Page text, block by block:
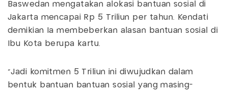
Baswedan mengatakan alokasi bantuan sosial di
Jakarta mencapai Rp 5 Triliun per tahun. Kendati
demikian Ia membeberkan alasan bantuan sosial di
Ibu Kota berupa kartu.
"Jadi komitmen 5 Triliun ini diwujudkan dalam
bentuk bantuan bantuan sosial yang masing-